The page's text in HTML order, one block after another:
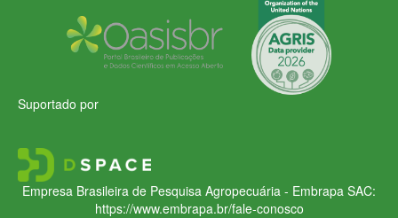
Suportado por
Empresa Brasileira de Pesquisa Agropecuária - Embrapa SAC:
https://www.embrapa.br/fale-conosco